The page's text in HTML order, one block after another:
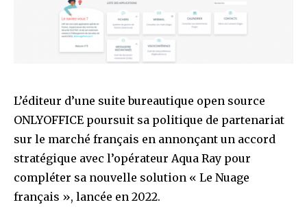
L’éditeur d’une suite bureautique open source
ONLYOFFICE poursuit sa politique de partenariat
sur le marché français en annonçant un accord
stratégique avec l’opérateur Aqua Ray pour
compléter sa nouvelle solution « Le Nuage
français », lancée en 2022.